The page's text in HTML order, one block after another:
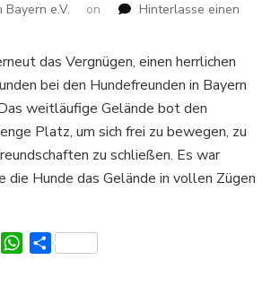
e.V. on
Hinterlasse einen
das Vergnügen, einen herrlichen
bei den Hundefreunden in Bayern
weitläufige Gelände bot den
Platz, um sich frei zu bewegen, zu
zu schließen. Es war
die Hunde das Gelände in vollen Zügen
TelegramWhatsApp
Teilen